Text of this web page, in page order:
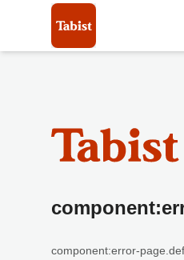
component:error-